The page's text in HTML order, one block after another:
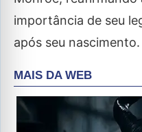
importância de seu
após seu nascimento.